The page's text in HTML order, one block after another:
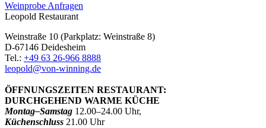
Weinprobe Anfragen
Leopold Restaurant
Weinstraße 10 (Parkplatz: Weinstraße 8)
D-67146 Deidesheim
Tel.: +49 63 26-966 8888
leopold@von-winning.de
ÖFFNUNGSZEITEN RESTAURANT:
DURCHGEHEND WARME KÜCHE
Montag–Samstag 12.00–24.00 Uhr,
Küchenschluss 21.00 Uhr